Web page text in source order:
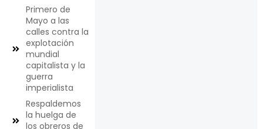
Primero de
Mayo a las
calles contra la
explotación
mundial
capitalista y la
guerra
imperialista
Respaldemos
la huelga de
los obreros de